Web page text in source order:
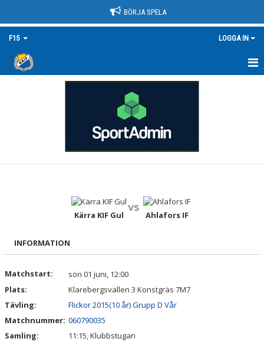
BÖRJA SPELA
F15 LOGGA IN
BILDGALLERI
Kärra KIF Gul
vs
Ahlafors IF
INFORMATION
Matchstart:
sön 01 juni, 12:00
Plats:
Klarebergsvallen 3 Konstgräs 7M7
Tävling:
Flickor 2015(10 år) Grupp D Vår
Matchnummer: 060790035
Samling:
11:15, Klubbstugan